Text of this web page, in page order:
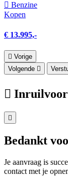
Benzine
Kopen
€ 13.995,-
Vorige
Volgende
Bedankt
Je aanvraag is
contact met je